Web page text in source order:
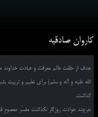
کاروان صادقیه
هدف از خلقت عالم معرفت و عبادت خداوند
الله علیه و آله و سلم) برای تعلیم و
گذاشت.
هرچند حوادث روزگار نگذاشت مفسّر معصومِ